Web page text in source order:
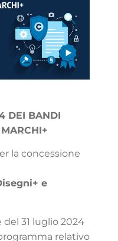
DEI BANDI
la concessione
e
31 luglio 2024
relativo